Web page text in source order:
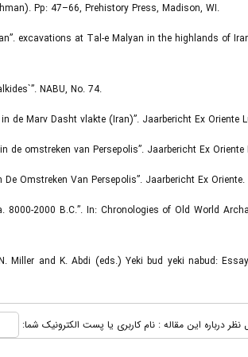
Pp: 47–66, Prehistory Press, Madison, WI.
excavations at Tal-e Malyan in the highlands of
NABU, No. 74.
de Marv Dasht vlakte (Iran)”. Jaarbericht Ex Oriente
omstreken van Persepolis”. Jaarbericht Ex
Omstreken Van Persepolis”. Jaarbericht Ex
2000 B.C.”. In: Chronologies of Old World
Miller and K. Abdi (eds.) Yeki bud yeki nabud:
نظر درباره این مقاله : نام کاربری یا پست الکترونیک شما: